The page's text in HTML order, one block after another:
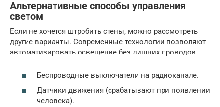
Альтернативные способы управления
светом
Если не хочется штробить стены, можно рассмотреть
другие варианты. Современные технологии позволяют
автоматизировать освещение без лишних проводов.
Беспроводные выключатели на радиоканале.
Датчики движения (срабатывают при появлении
человека).